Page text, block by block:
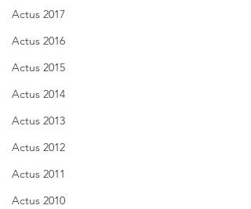
Actus 2017
Actus 2016
Actus 2015
Actus 2014
Actus 2013
Actus 2012
Actus 2011
Actus 2010